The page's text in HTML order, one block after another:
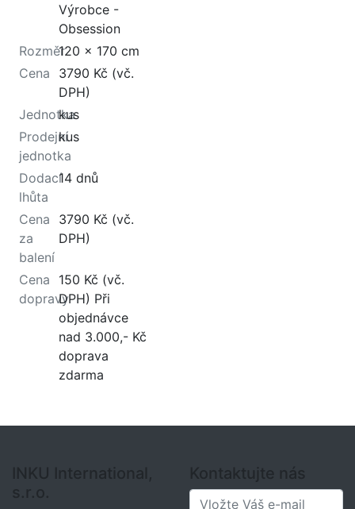
Výrobce -
Obsession
Rozměr120 x 170 cm
Cena
3790 Kč (vč.
DPH)
Jednotka
kus
Prodejní
jednotka
kus
Dodací
lhůta
14 dnů
Cena
za
balení
3790 Kč (vč.
DPH)
Cena
dopravy
150 Kč (vč.
DPH) Při
objednávce
nad 3.000,- Kč
doprava
zdarma
INKU International,
s.r.o.
Kontaktujte nás